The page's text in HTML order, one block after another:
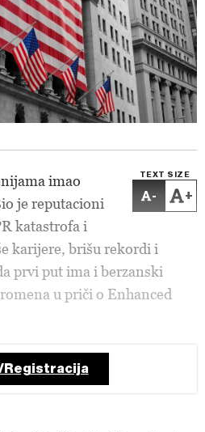
TEXT SIZE
- +
imao
je reputacioni
katastrofa i
karijere, brišu rekordi i
prvi put ima i berzanski
u priči o Enhanced
Registracija